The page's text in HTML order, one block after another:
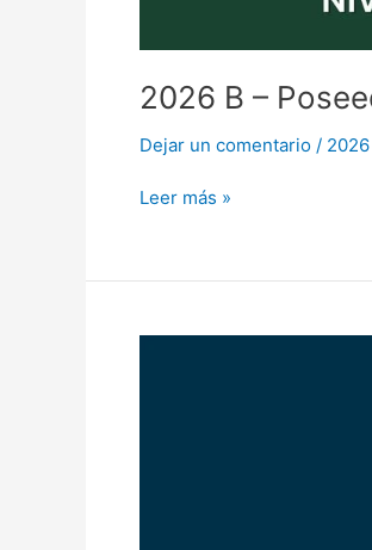
2026 B –
Dejar un comentario /
Leer más »